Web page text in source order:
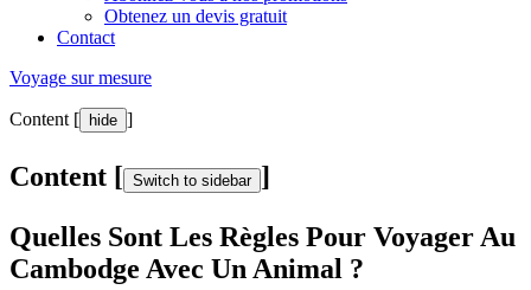
Obtenez un devis gratuit
Contact
Voyage sur mesure
Content [ hide ]
Content [ Switch to sidebar ]
Quelles Sont Les Règles Pour Voyager Au
Cambodge Avec Un Animal ?